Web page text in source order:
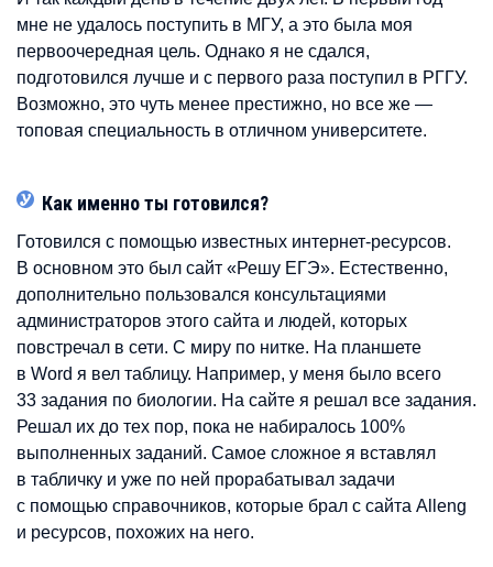
мне не удалось поступить в МГУ, а это была моя
первоочередная цель. Однако я не сдался,
подготовился лучше и с первого раза поступил в РГГУ.
Возможно, это чуть менее престижно, но все же —
топовая специальность в отличном университете.
Как именно ты готовился?
Готовился с помощью известных интернет-ресурсов.
В основном это был сайт «Решу ЕГЭ». Естественно,
дополнительно пользовался консультациями
администраторов этого сайта и людей, которых
повстречал в сети. С миру по нитке. На планшете
в Word я вел таблицу. Например, у меня было всего
33 задания по биологии. На сайте я решал все задания.
Решал их до тех пор, пока не набиралось 100%
выполненных заданий. Самое сложное я вставлял
в табличку и уже по ней прорабатывал задачи
с помощью справочников, которые брал с сайта Alleng
и ресурсов, похожих на него.